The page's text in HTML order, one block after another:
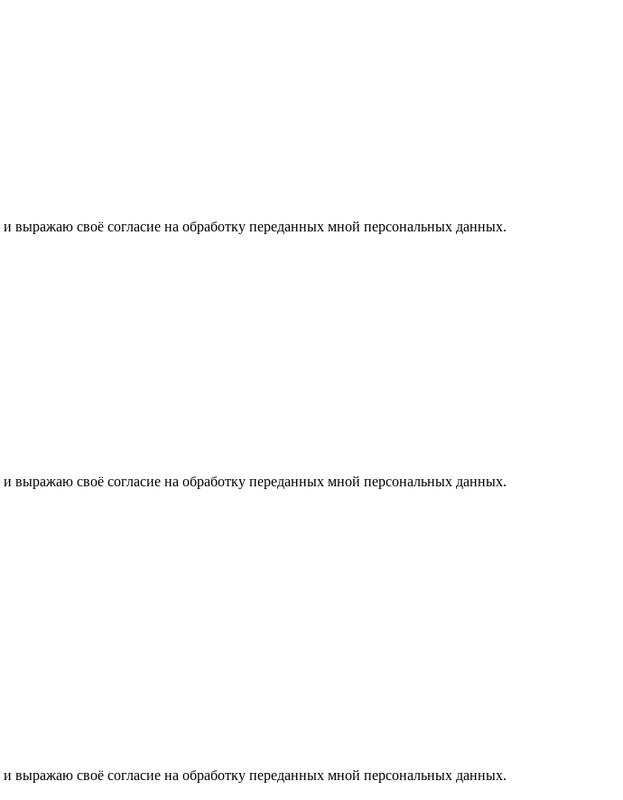
и выражаю своё согласие на обработку переданных мной персональных данных.
и выражаю своё согласие на обработку переданных мной персональных данных.
и выражаю своё согласие на обработку переданных мной персональных данных.